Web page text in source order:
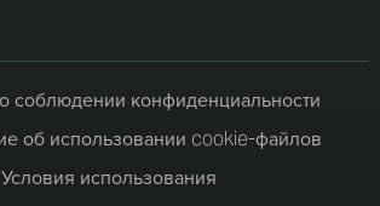
соблюдении конфиденциальности
об использовании cookie-файлов
Условия использования